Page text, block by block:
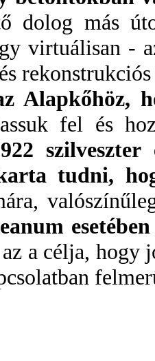
dolog más
virtuálisan -
Alapkőhöz,
fel és
tudni,
a célja, hogy